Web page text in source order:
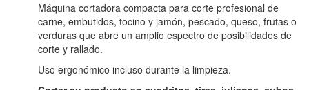
Máquina cortadora compacta para corte profesional de
carne, embutidos, tocino y jamón, pescado, queso, frutas o
verduras que abre un amplio espectro de posibilidades de
corte y rallado.
Uso ergonómico incluso durante la limpieza.